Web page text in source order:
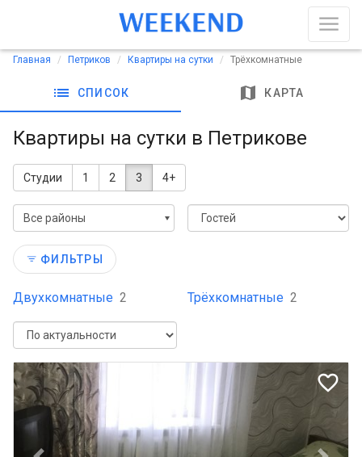
Главная Петриков Квартиры на сутки Трёхкомнатные
list СПИСОК map КАРТА
Квартиры на сутки в Петрикове
Студии 1 2 3 4+
Все районы
ФИЛЬТРЫ
Двухкомнатные 2 Трёхкомнатные 2
favorite_border